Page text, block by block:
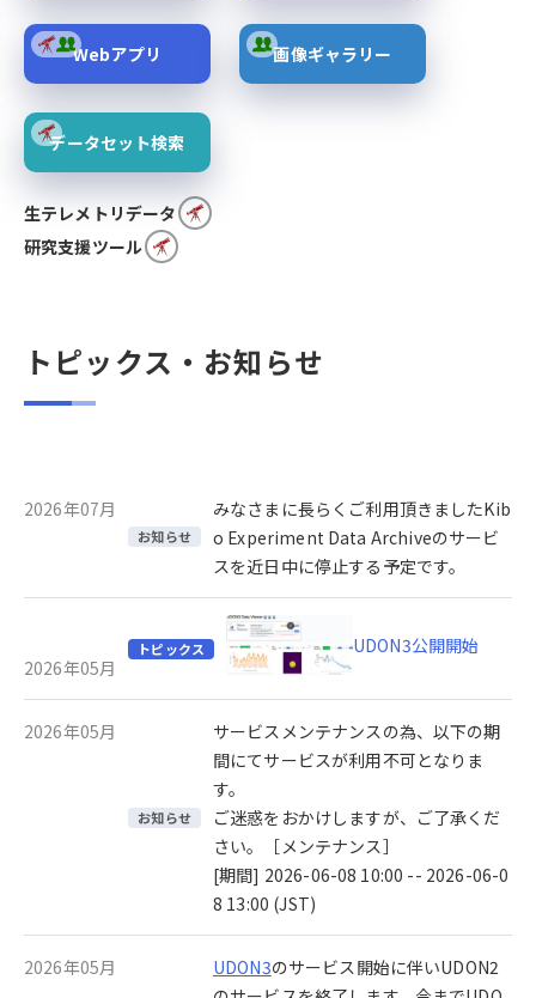
Webアプリ 画像ギャラリー
データセット検索
生テレメトリデータ
研究支援ツール
トピックス・お知らせ
2026年07月
お知らせ
みなさまに長らくご利用頂きましたKib
o Experiment Data Archiveのサービ
スを近日中に停止する予定です。
2026年05月
トピックス UDON3公開開始
2026年05月
お知らせ
サービスメンテナンスの為、以下の期
間にてサービスが利用不可となりま
す。
ご迷惑をおかけしますが、ご了承くだ
さい。［メンテナンス］
[期間] 2026-06-08 10:00 -- 2026-06-0
8 13:00 (JST)
2026年05月 UDON3のサービス開始に伴いUDON2